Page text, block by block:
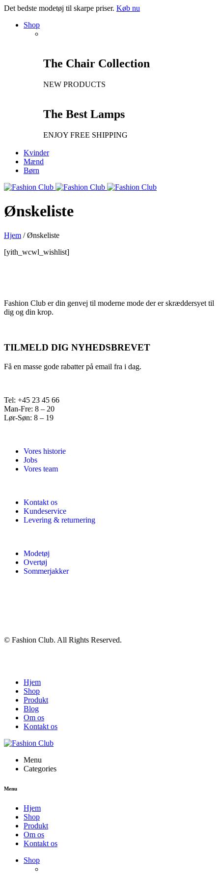
Det bedste modetøj til skarpe priser. Køb nu
Shop
The Chair Collection
NEW PRODUCTS
The Best Lamps
ENJOY FREE SHIPPING
Kvinder
Mænd
Børn
Ønskeliste
Hjem / Ønskeliste
[yith_wcwl_wishlist]
Fashion Club er din genvej til moderne mode der er skræddersyet til
dig og din krop.
TILMELD DIG NYHEDSBREVET
Få en masse gode rabatter på email fra i dag.
Tel: +45 23 45 66
Man-Fre: 8 – 20
Lør-Søn: 8 – 19
Vores historie
Jobs
Vores team
Kontakt os
Kundeservice
Levering & returnering
Modetøj
Overtøj
Sommerjakker
© Fashion Club. All Rights Reserved.
Hjem
Shop
Produkt
Blog
Om os
Kontakt os
Menu
Categories
Menu
Hjem
Shop
Produkt
Om os
Kontakt os
Shop